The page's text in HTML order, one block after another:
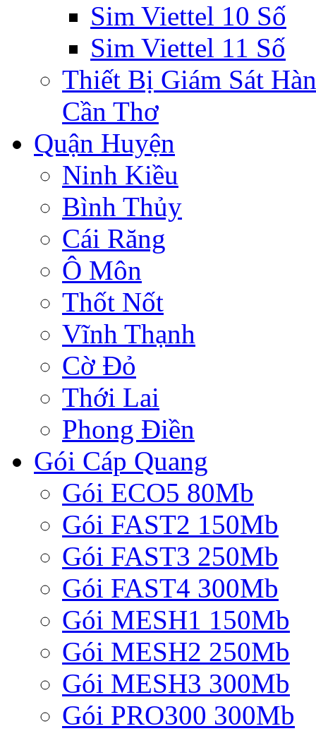
Sim Viettel 10 Số
Sim Viettel 11 Số
Thiết Bị Giám Sát
Cần Thơ
Quận Huyện
Ninh Kiều
Bình Thủy
Cái Răng
Ô Môn
Thốt Nốt
Vĩnh Thạnh
Cờ Đỏ
Thới Lai
Phong Điền
Gói Cáp Quang
Gói ECO5 80Mb
Gói FAST2 150Mb
Gói FAST3 250Mb
Gói FAST4 300Mb
Gói MESH1 150Mb
Gói MESH2 250Mb
Gói MESH3 300Mb
Gói PRO300 300Mb